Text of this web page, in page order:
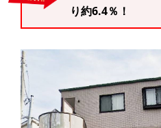
り約6.4％！